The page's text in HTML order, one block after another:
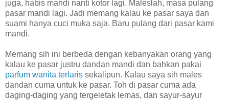
juga, habis mandi nanti kotor lagi. Maleslah, masa pulang
pasar mandi lagi. Jadi memang kalau ke pasar saya dan
suami hanya cuci muka saja. Baru pulang dari pasar kami
mandi.
Memang sih ini berbeda dengan kebanyakan orang yang
kalau ke pasar justru dandan mandi dan bahkan pakai
parfum wanita terlaris sekalipun. Kalau saya sih males
dandan cuma untuk ke pasar. Toh di pasar cuma ada
daging-daging yang tergeletak lemas, dan sayur-sayur